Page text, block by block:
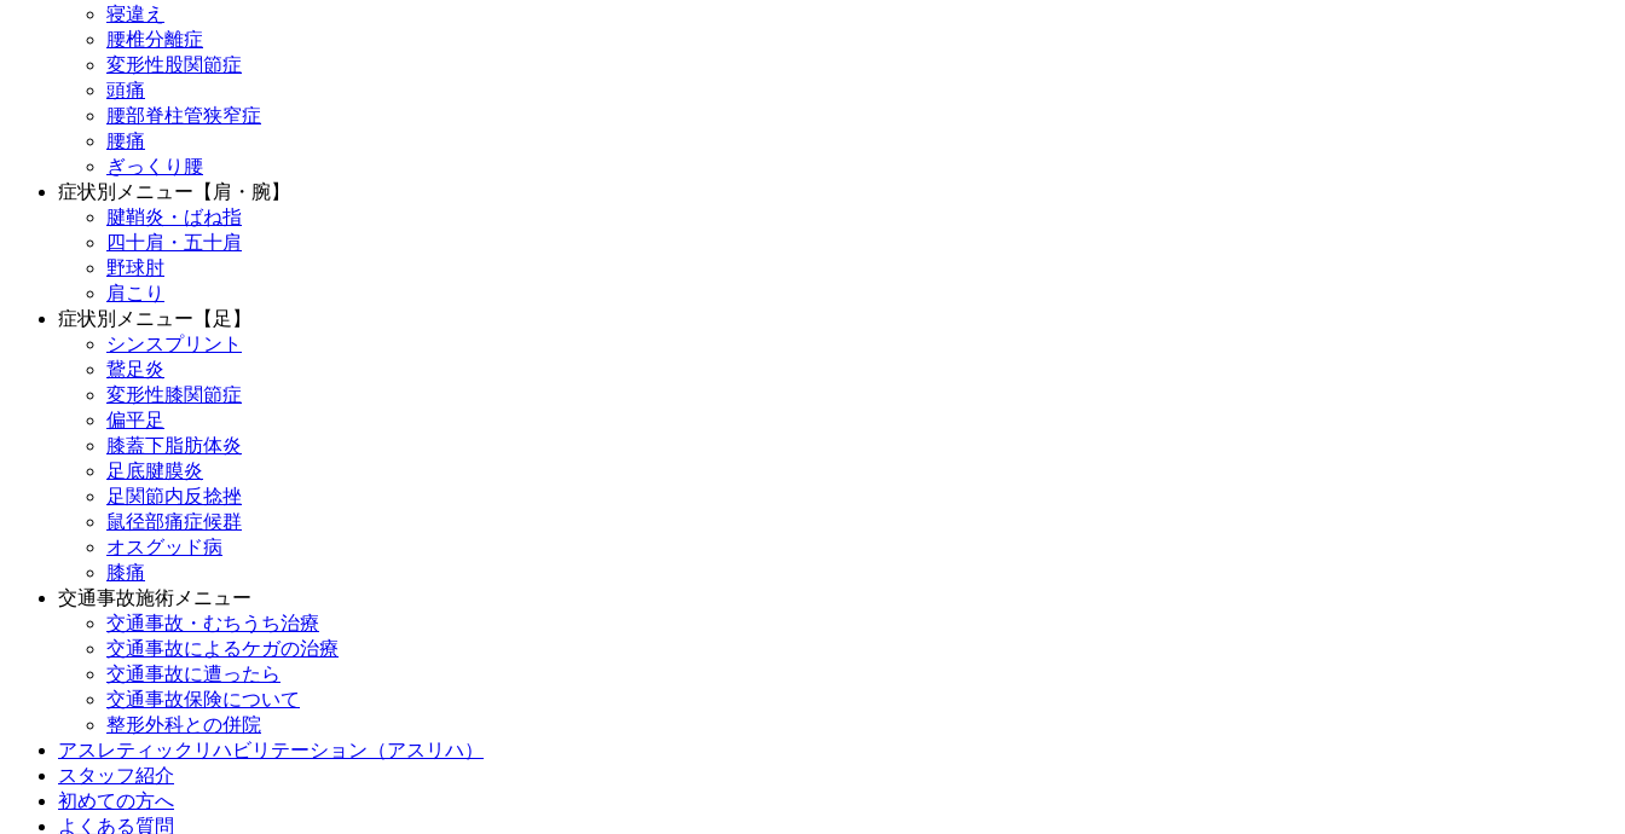
寝違え
腰椎分離症
変形性股関節症
頭痛
腰部脊柱管狭窄症
腰痛
ぎっくり腰
症状別メニュー【肩・腕】
腱鞘炎・ばね指
四十肩・五十肩
野球肘
肩こり
症状別メニュー【足】
シンスプリント
鵞足炎
変形性膝関節症
偏平足
膝蓋下脂肪体炎
足底腱膜炎
足関節内反捻挫
鼠径部痛症候群
オスグッド病
膝痛
交通事故施術メニュー
交通事故・むちうち治療
交通事故によるケガの治療
交通事故に遭ったら
交通事故保険について
整形外科との併院
アスレティックリハビリテーション（アスリハ）
スタッフ紹介
初めての方へ
よくある質問